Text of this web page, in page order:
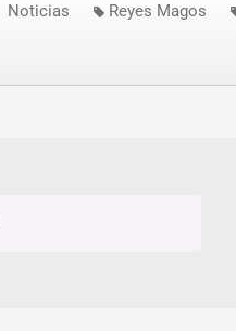
Noticias Reyes Magos